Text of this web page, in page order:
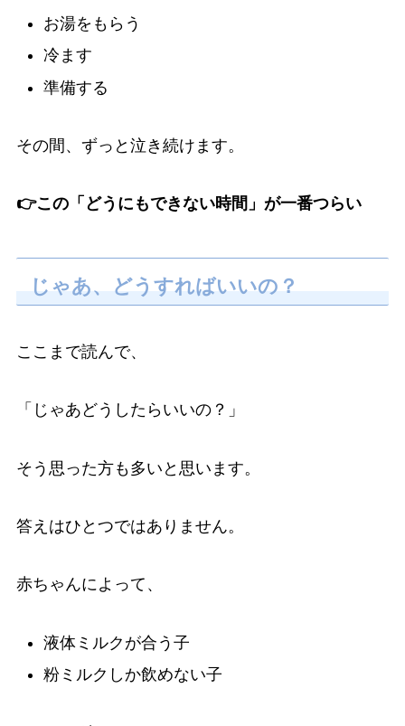
お湯をもらう
冷ます
準備する
その間、ずっと泣き続けます。
👉この「どうにもできない時間」が一番つらい
じゃあ、どうすればいいの？
ここまで読んで、
「じゃあどうしたらいいの？」
そう思った方も多いと思います。
答えはひとつではありません。
赤ちゃんによって、
液体ミルクが合う子
粉ミルクしか飲めない子